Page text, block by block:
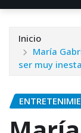
Inicio
María
ser muy